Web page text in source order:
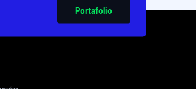
Portafolio